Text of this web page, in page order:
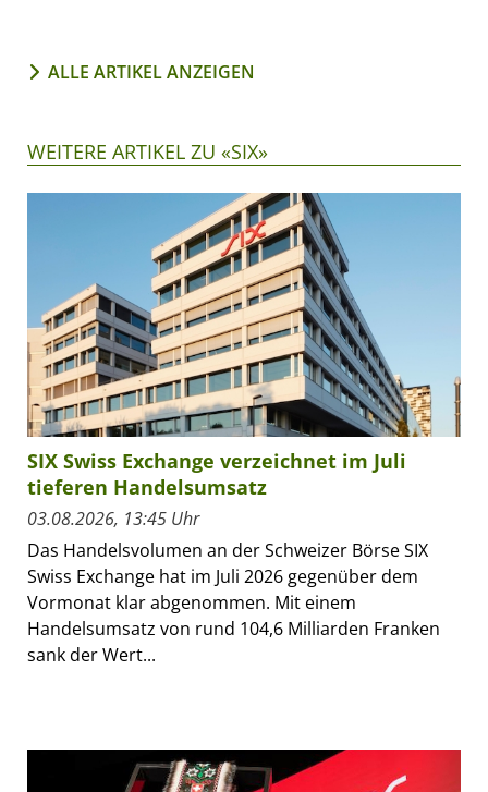
ALLE ARTIKEL ANZEIGEN
WEITERE ARTIKEL ZU «SIX»
SIX Swiss Exchange verzeichnet im Juli
tieferen Handelsumsatz
03.08.2026, 13:45 Uhr
Das Handelsvolumen an der Schweizer Börse SIX
Swiss Exchange hat im Juli 2026 gegenüber dem
Vormonat klar abgenommen. Mit einem
Handelsumsatz von rund 104,6 Milliarden Franken
sank der Wert...